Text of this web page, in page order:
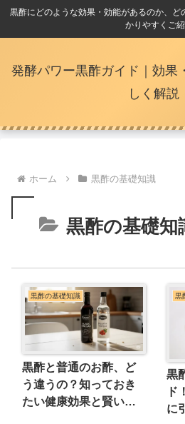
黒酢にどのような効果・効能があるのか、
かりやすくご
発酵パワー黒酢ガイド｜効果
しく解説
ホーム 黒酢の基礎知識
黒酢の基礎知
黒酢の基礎知識
黒酢と普通のお酢、ど
う違うの？知っておき
たい健康効果と賢い選
黒
黒
ド
に